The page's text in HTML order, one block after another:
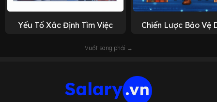
Yếu Tố Xác Định Tìm Việc Chiến Lược Bảo Vệ
Vuốt sang phải →